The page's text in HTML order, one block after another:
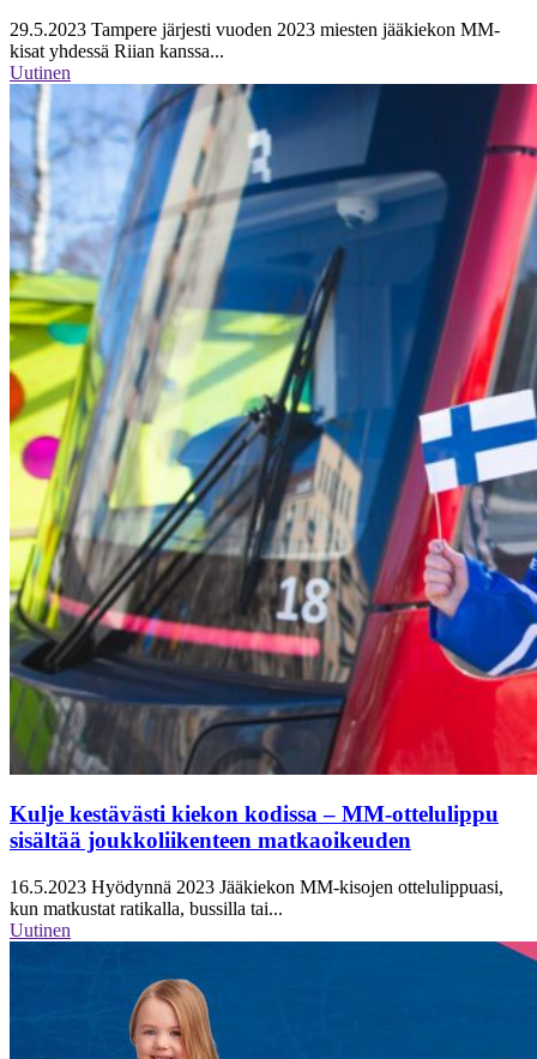
29.5.2023 Tampere järjesti vuoden 2023 miesten jääkiekon MM-
kisat yhdessä Riian kanssa...
Uutinen
Kulje kestävästi kiekon kodissa – MM-ottelulippu
sisältää joukkoliikenteen matkaoikeuden
16.5.2023 Hyödynnä 2023 Jääkiekon MM-kisojen ottelulippuasi,
kun matkustat ratikalla, bussilla tai...
Uutinen